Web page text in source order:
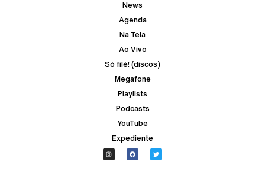
News
Agenda
Na Tela
Ao Vivo
Só filé! (discos)
Megafone
Playlists
Podcasts
YouTube
Expediente